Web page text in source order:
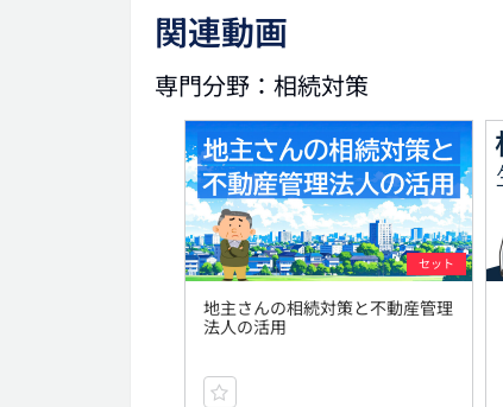
関連動画
専門分野：相続対策
セット
地主さんの相続対策と不動産管理
法人の活用